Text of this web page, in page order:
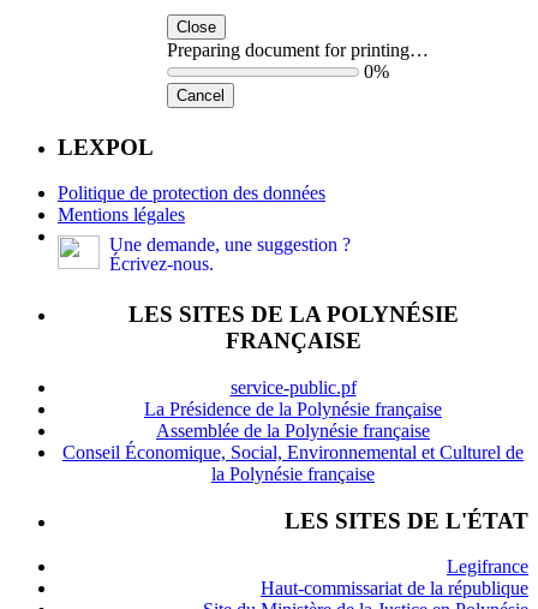
Close
Preparing document for printing…
0%
Cancel
LEXPOL
Politique de protection des données
Mentions légales
Une demande, une suggestion ?
Écrivez-nous.
LES SITES DE LA POLYNÉSIE
FRANÇAISE
service-public.pf
La Présidence de la Polynésie française
Assemblée de la Polynésie française
Conseil Économique, Social, Environnemental et Culturel de
la Polynésie française
LES SITES DE L'ÉTAT
Legifrance
Haut-commissariat de la république